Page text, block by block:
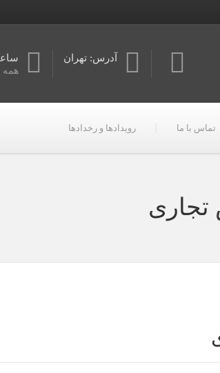
آدرس: تهران
همه
تماس با ما رویدادها و رخدادها